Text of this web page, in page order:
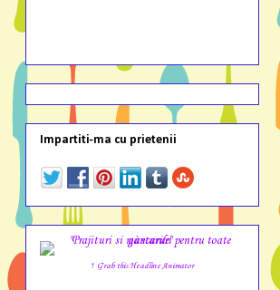
Impartiti-ma cu prietenii
↑ Grab this Headline Animator